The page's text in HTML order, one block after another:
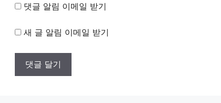
댓글 알림 이메일 받기
새 글 알림 이메일 받기